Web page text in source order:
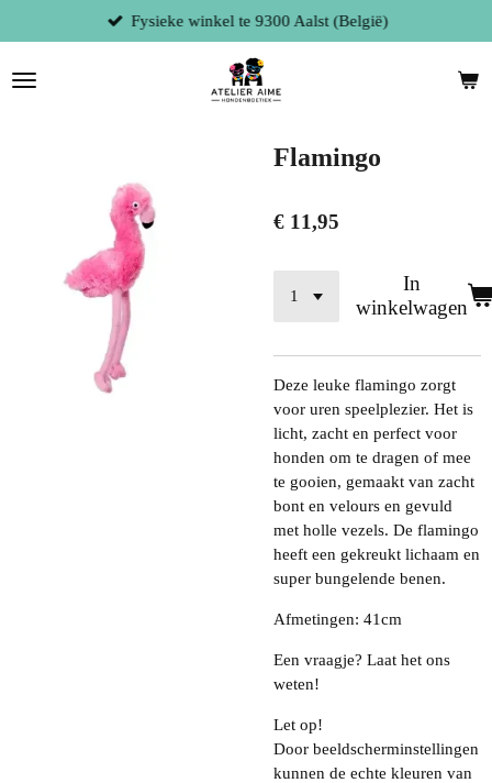
direct
naar
de
Fysieke winkel te 9300 Aalst (België)
Flamingo
€ 11,95
In
winkelwagen
Deze leuke flamingo zorgt
voor uren speelplezier. Het is
licht, zacht en perfect voor
honden om te dragen of mee
te gooien, gemaakt van zacht
bont en velours en gevuld
met holle vezels. De flamingo
heeft een gekreukt lichaam en
super bungelende benen.
Afmetingen: 41cm
Een vraagje? Laat het ons
weten!
Let op!
Door beeldscherminstellingen
kunnen de echte kleuren van